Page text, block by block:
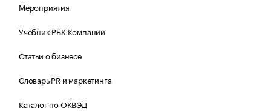
Мероприятия
Учебник РБК Компании
Статьи о бизнесе
Словарь PR и маркетинга
Каталог по ОКВЭД